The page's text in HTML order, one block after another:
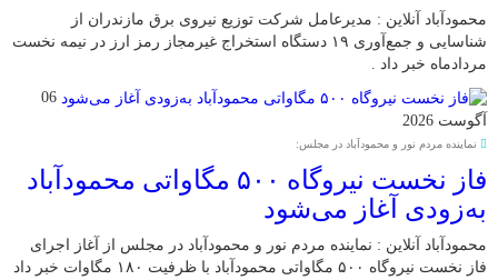
محمودآباد آنلاین : مدیرعامل شرکت توزیع نیروی برق مازندران از
شناسایی و جمع‌آوری ۱۹ دستگاه استخراج غیرمجاز رمز ارز در نیمه نخست
مردادماه خبر داد .
06
آگوست 2026
نماینده مردم نور و محمودآباد در مجلس:
فاز نخست نیروگاه ۵۰۰ مگاواتی محمودآباد
به‌زودی آغاز می‌شود
محمودآباد آنلاین : نماینده مردم نور و محمودآباد در مجلس از آغاز اجرای
فاز نخست نیروگاه ۵۰۰ مگاواتی محمودآباد با ظرفیت ۱۸۰ مگاوات خبر داد